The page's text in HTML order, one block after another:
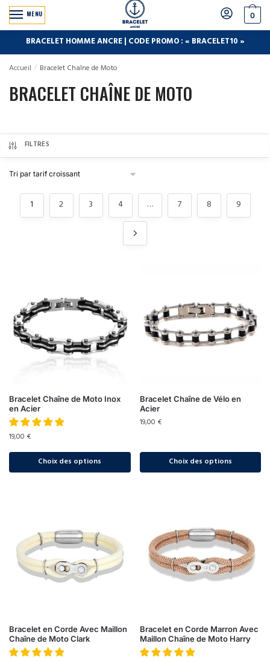
MENU 0
BRACELET HOMME ANCRE | CODE PROMO : « BRACELET10 »
Accueil / Bracelet Chaîne de Moto
BRACELET CHAÎNE DE MOTO
FILTRES
1 2 3 4 … 7 8 9
Bracelet Chaîne de Moto Inox
en Acier
19,00 €
Choix des options
Bracelet Chaîne de Vélo en
Acier
19,00 €
Choix des options
Bracelet en Corde Avec Maillon
Chaîne de Moto Clark
Bracelet en Corde Marron Avec
Maillon Chaîne de Moto Harry